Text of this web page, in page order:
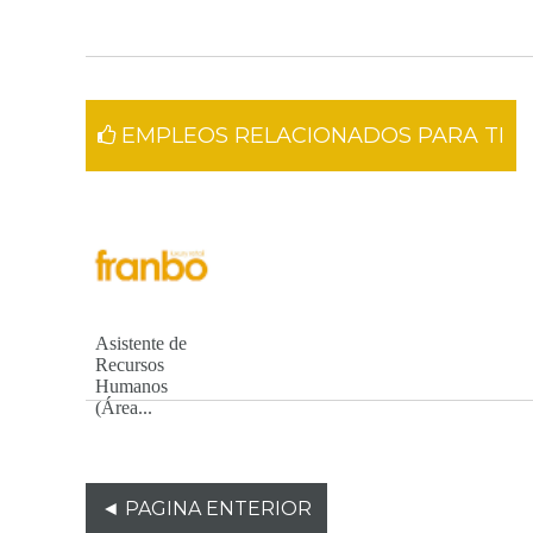
EMPLEOS RELACIONADOS PARA TI
Asistente de
Recursos
Humanos
(Área...
◄ PAGINA ENTERIOR